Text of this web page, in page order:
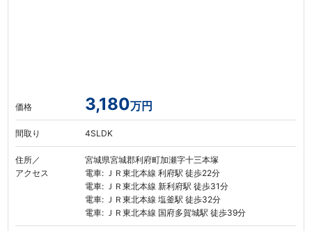
価格 3,180万円
間取り 4SLDK
住所／
アクセス
宮城県宮城郡利府町加瀬字十三本塚
電車: ＪＲ東北本線 利府駅 徒歩22分
電車: ＪＲ東北本線 新利府駅 徒歩31分
電車: ＪＲ東北本線 塩釜駅 徒歩32分
電車: ＪＲ東北本線 国府多賀城駅 徒歩39分